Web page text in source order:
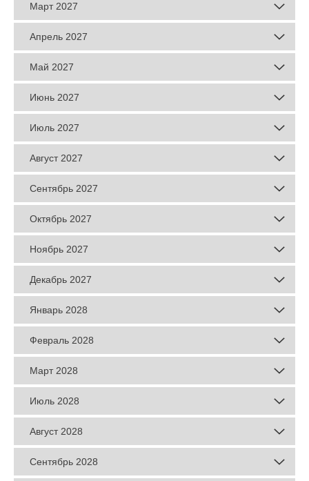
Март 2027
Апрель 2027
Май 2027
Июнь 2027
Июль 2027
Август 2027
Сентябрь 2027
Октябрь 2027
Ноябрь 2027
Декабрь 2027
Январь 2028
Февраль 2028
Март 2028
Июль 2028
Август 2028
Сентябрь 2028